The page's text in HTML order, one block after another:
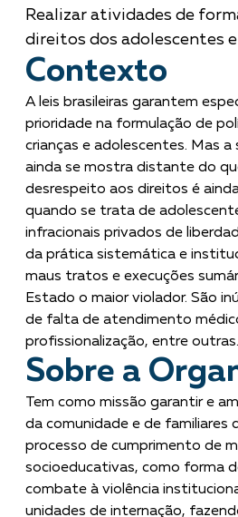
Realizar atividades de
direitos dos adolescentes
Contexto
A leis brasileiras garantem
prioridade na formulação de
crianças e adolescentes. Mas
ainda se mostra distante do
desrespeito aos direitos é
quando se trata de
infracionais privados de
da prática sistemática e
maus tratos e execuções
Estado o maior violador. São
de falta de atendimento
profissionalização, entre outras.
Sobre a
Tem como missão garantir e
da comunidade e de familiares
processo de cumprimento de
socioeducativas, como forma
combate à violência
unidades de internação,